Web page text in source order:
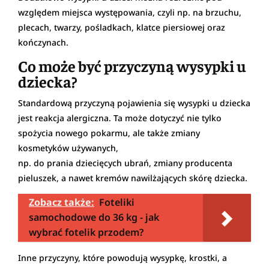
względem miejsca występowania, czyli np. na brzuchu,
plecach, twarzy, pośladkach, klatce piersiowej oraz
kończynach.
Co może być przyczyną wysypki u
dziecka?
Standardową przyczyną pojawienia się wysypki u dziecka
jest reakcja alergiczna. Ta może dotyczyć nie tylko
spożycia nowego pokarmu, ale także zmiany
kosmetyków używanych,
np. do prania dziecięcych ubrań, zmiany producenta
pieluszek, a nawet kremów nawilżających skórę dziecka.
Zobacz także: Foteliki
samochodowe do 36 kg - jak
wybrać fotelik przodem?
Inne przyczyny, które powodują wysypkę, krostki, a